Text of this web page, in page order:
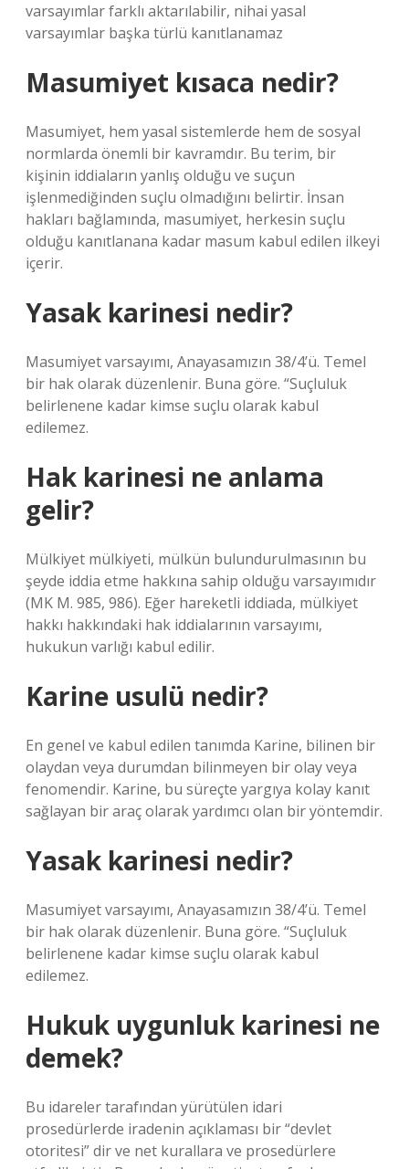
varsayımlar farklı aktarılabilir, nihai yasal
varsayımlar başka türlü kanıtlanamaz
Masumiyet kısaca nedir?
Masumiyet, hem yasal sistemlerde hem de sosyal
normlarda önemli bir kavramdır. Bu terim, bir
kişinin iddiaların yanlış olduğu ve suçun
işlenmediğinden suçlu olmadığını belirtir. İnsan
hakları bağlamında, masumiyet, herkesin suçlu
olduğu kanıtlanana kadar masum kabul edilen ilkeyi
içerir.
Yasak karinesi nedir?
Masumiyet varsayımı, Anayasamızın 38/4’ü. Temel
bir hak olarak düzenlenir. Buna göre. “Suçluluk
belirlenene kadar kimse suçlu olarak kabul
edilemez.
Hak karinesi ne anlama
gelir?
Mülkiyet mülkiyeti, mülkün bulundurulmasının bu
şeyde iddia etme hakkına sahip olduğu varsayımıdır
(MK M. 985, 986). Eğer hareketli iddiada, mülkiyet
hakkı hakkındaki hak iddialarının varsayımı,
hukukun varlığı kabul edilir.
Karine usulü nedir?
En genel ve kabul edilen tanımda Karine, bilinen bir
olaydan veya durumdan bilinmeyen bir olay veya
fenomendir. Karine, bu süreçte yargıya kolay kanıt
sağlayan bir araç olarak yardımcı olan bir yöntemdir.
Yasak karinesi nedir?
Masumiyet varsayımı, Anayasamızın 38/4’ü. Temel
bir hak olarak düzenlenir. Buna göre. “Suçluluk
belirlenene kadar kimse suçlu olarak kabul
edilemez.
Hukuk uygunluk karinesi ne
demek?
Bu idareler tarafından yürütülen idari
prosedürlerde iradenin açıklaması bir “devlet
otoritesi” dir ve net kurallara ve prosedürlere